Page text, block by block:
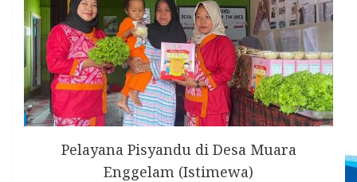
Pelayana Pisyandu di Desa Muara
Enggelam (Istimewa)